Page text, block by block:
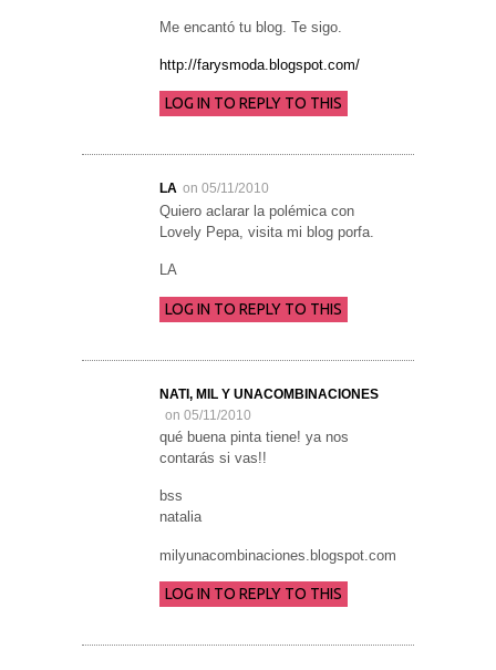
Me encantó tu blog. Te sigo.
http://farysmoda.blogspot.com/
LOG IN TO REPLY TO THIS
LA on 05/11/2010
Quiero aclarar la polémica con
Lovely Pepa, visita mi blog porfa.
LA
LOG IN TO REPLY TO THIS
NATI, MIL Y UNACOMBINACIONES
on 05/11/2010
qué buena pinta tiene! ya nos
contarás si vas!!
bss
natalia
milyunacombinaciones.blogspot.com
LOG IN TO REPLY TO THIS